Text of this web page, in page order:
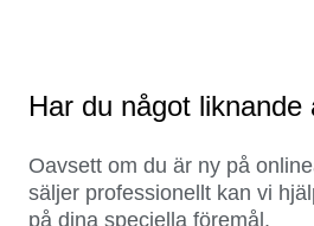
Har du något liknande
Oavsett om du är ny på
säljer professionellt kan vi
på dina speciella föremål.